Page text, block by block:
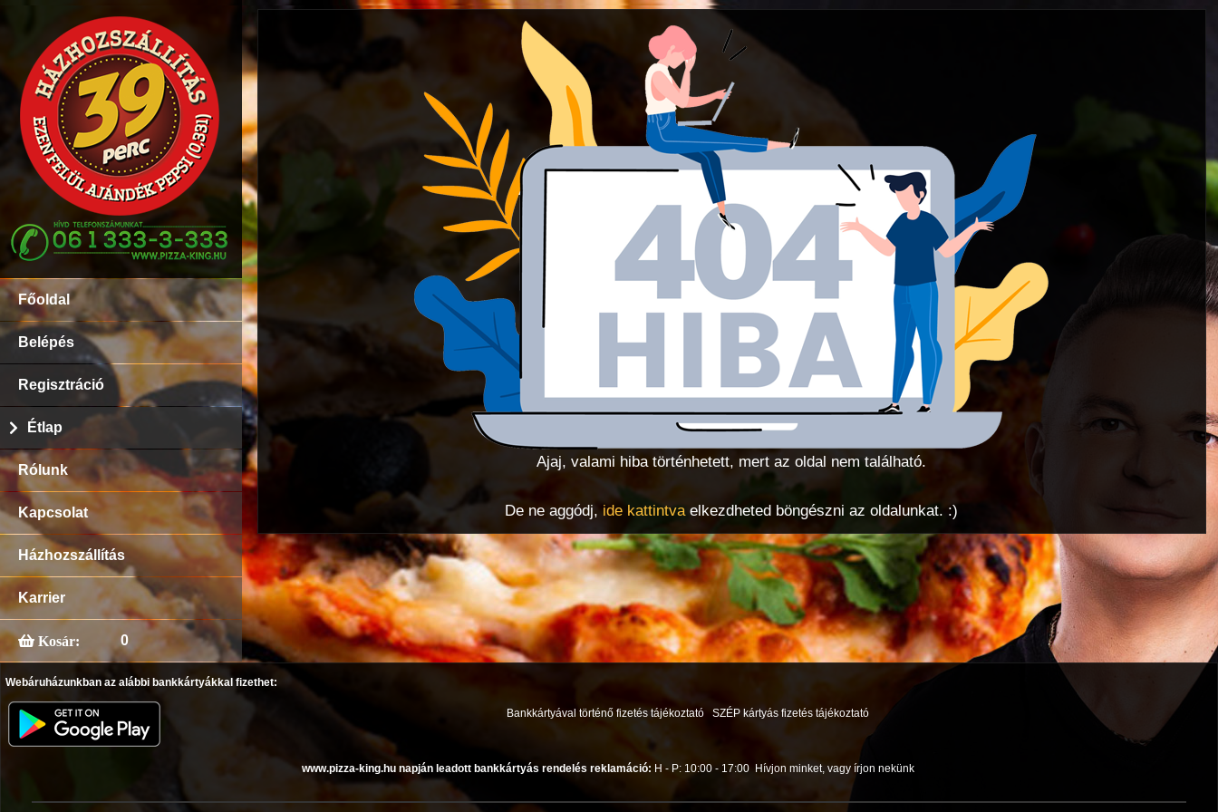
Főoldal
Belépés
Regisztráció
Étlap
Rólunk
Kapcsolat
Házhozszállítás
Karrier
Kosár: 0
Ajaj, valami hiba történhetett, mert az oldal nem található.
De ne aggódj, ide kattintvaelkezdheted böngészni az oldalunkat. :)
Webáruházunkban az alábbi bankkártyákkal fizethet:
Bankkártyával történő fizetés tájékoztató SZÉP kártyás fizetés tájékoztató
www.pizza-king.hu napján leadott bankkártyás rendelés reklamáció: H - P: 10:00 - 17:00 Hívjon minket, vagy írjon nekünk